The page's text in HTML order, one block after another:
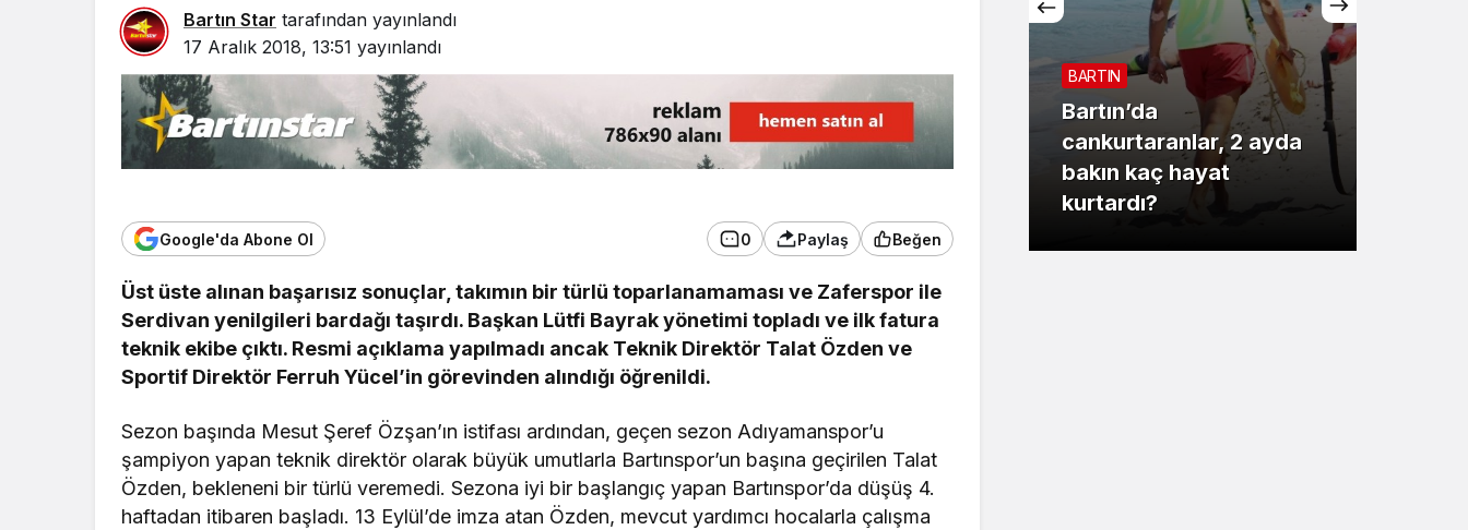
Sistem Modu
Sistem modunu seçin.
Bartın Star tarafından yayınlandı
17 Aralık 2018, 13:51 yayınlandı
Google'da Abone Ol 0 Paylaş Beğen
Üst üste alınan başarısız sonuçlar, takımın bir türlü toparlanamaması ve Zaferspor ile
Serdivan yenilgileri bardağı taşırdı. Başkan Lütfi Bayrak yönetimi topladı ve ilk fatura
teknik ekibe çıktı. Resmi açıklama yapılmadı ancak Teknik Direktör Talat Özden ve
Sportif Direktör Ferruh Yücel’in görevinden alındığı öğrenildi.
Sezon başında Mesut Şeref Özşan’ın istifası ardından, geçen sezon Adıyamanspor’u
şampiyon yapan teknik direktör olarak büyük umutlarla Bartınspor’un başına geçirilen Talat
Özden, bekleneni bir türlü veremedi. Sezona iyi bir başlangıç yapan Bartınspor’da düşüş 4.
haftadan itibaren başladı. 13 Eylül’de imza atan Özden, mevcut yardımcı hocalarla çalışma
3. SAYFA
Ankara’dan İnkumu’na
tatile gelmişti!
BARTIN
Bartın’da
cankurtaranlar, 2 ayda
bakın kaç hayat
kurtardı?